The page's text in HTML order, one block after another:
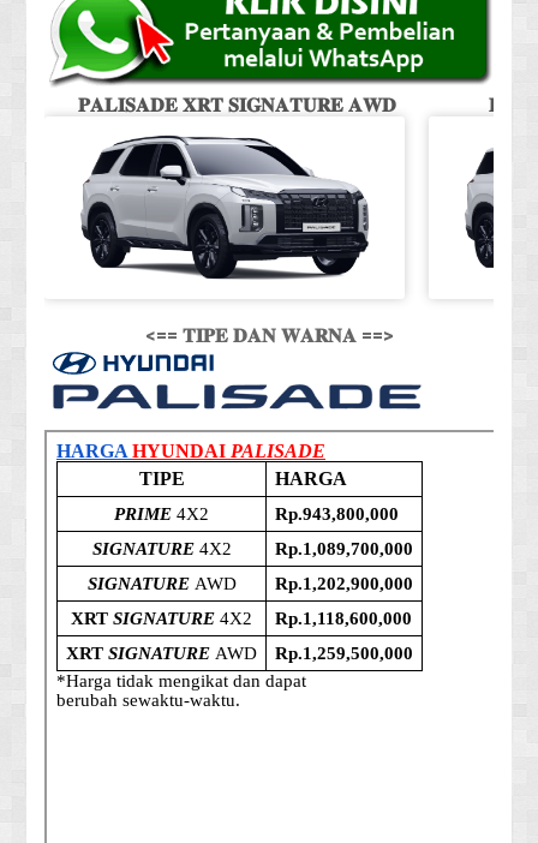
𝐏𝐀𝐋𝐈𝐒𝐀𝐃𝐄 𝐗𝐑𝐓 𝐒𝐈𝐆𝐍𝐀𝐓𝐔𝐑𝐄 𝐀𝐖𝐃
<== 𝐓𝐈𝐏𝐄 𝐃𝐀𝐍 𝐖𝐀𝐑𝐍𝐀 ==>